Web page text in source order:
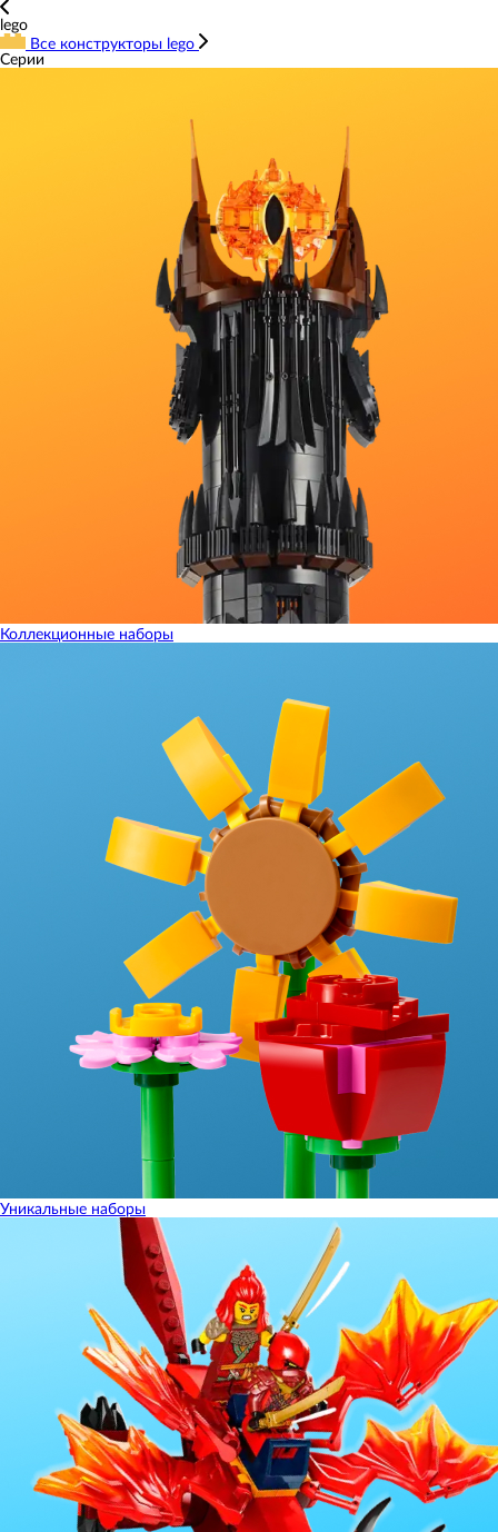
lego
Все конструкторы lego
Серии
Коллекционные наборы
Уникальные наборы